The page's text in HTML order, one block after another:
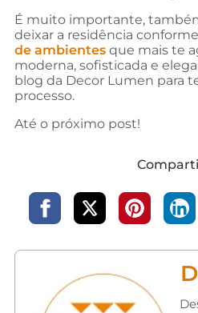
É muito importante,
deixar a residência
de ambientes que mais te
moderna, sofisticada e
blog da Decor Lumen para
processo.
Até o próximo post!